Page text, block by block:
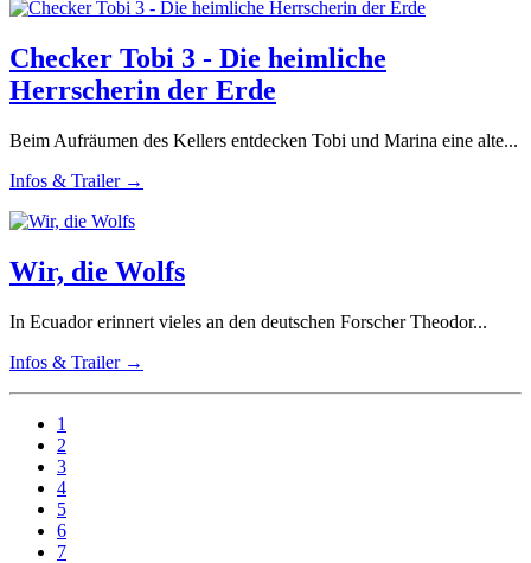
Checker Tobi 3 - Die heimliche
Herrscherin der Erde
Beim Aufräumen des Kellers entdecken Tobi und Marina eine alte...
Infos & Trailer →
Wir, die Wolfs
In Ecuador erinnert vieles an den deutschen Forscher Theodor...
Infos & Trailer →
1
2
3
4
5
6
7